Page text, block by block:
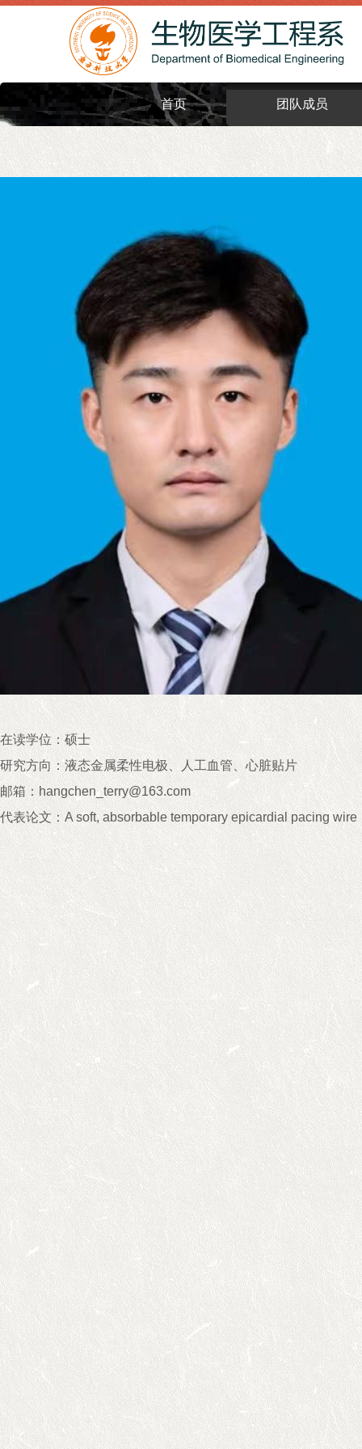
首页 团队成员
在读学位：硕士
研究方向：液态金属柔性电极、人工血管、心脏贴片
邮箱： hangchen_terry@163.com
代表论文： A soft, absorbable temporary epicardial pacing wire